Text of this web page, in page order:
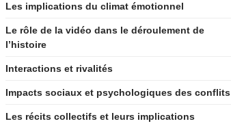
Les implications du climat émotionnel
Le rôle de la vidéo dans le déroulement de
l’histoire
Interactions et rivalités
Impacts sociaux et psychologiques des conflits
Les récits collectifs et leurs implications